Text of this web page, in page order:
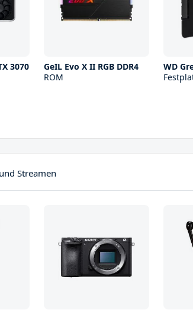
3070
GeIL Evo X II RGB DDR4
ROM
WD
Streamen